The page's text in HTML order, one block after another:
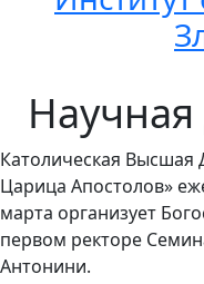
Научная
Католическая
Царица Апостолов»
марта организует
первом ректоре
Антонини.